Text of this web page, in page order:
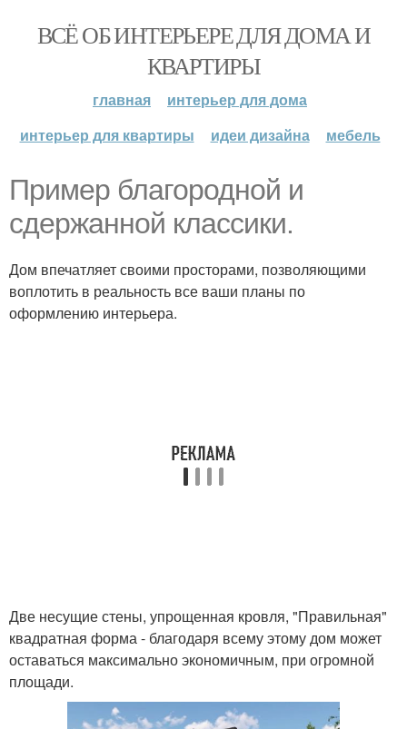
ВСЁ ОБ ИНТЕРЬЕРЕ ДЛЯ ДОМА И
КВАРТИРЫ
главная
интерьер для дома
интерьер для квартиры
идеи дизайна мебель
Пример благородной и
сдержанной классики.
Дом впечатляет своими просторами, позволяющими
воплотить в реальность все ваши планы по
оформлению интерьера.
Две несущие стены, упрощенная кровля, "Правильная"
квадратная форма - благодаря всему этому дом может
оставаться максимально экономичным, при огромной
площади.